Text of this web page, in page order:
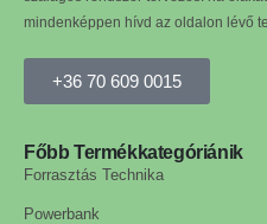
mindenképpen hívd az oldalon lévő
+36 70 609 0015
Főbb Termékkategóriánik
Forrasztás Technika
Powerbank